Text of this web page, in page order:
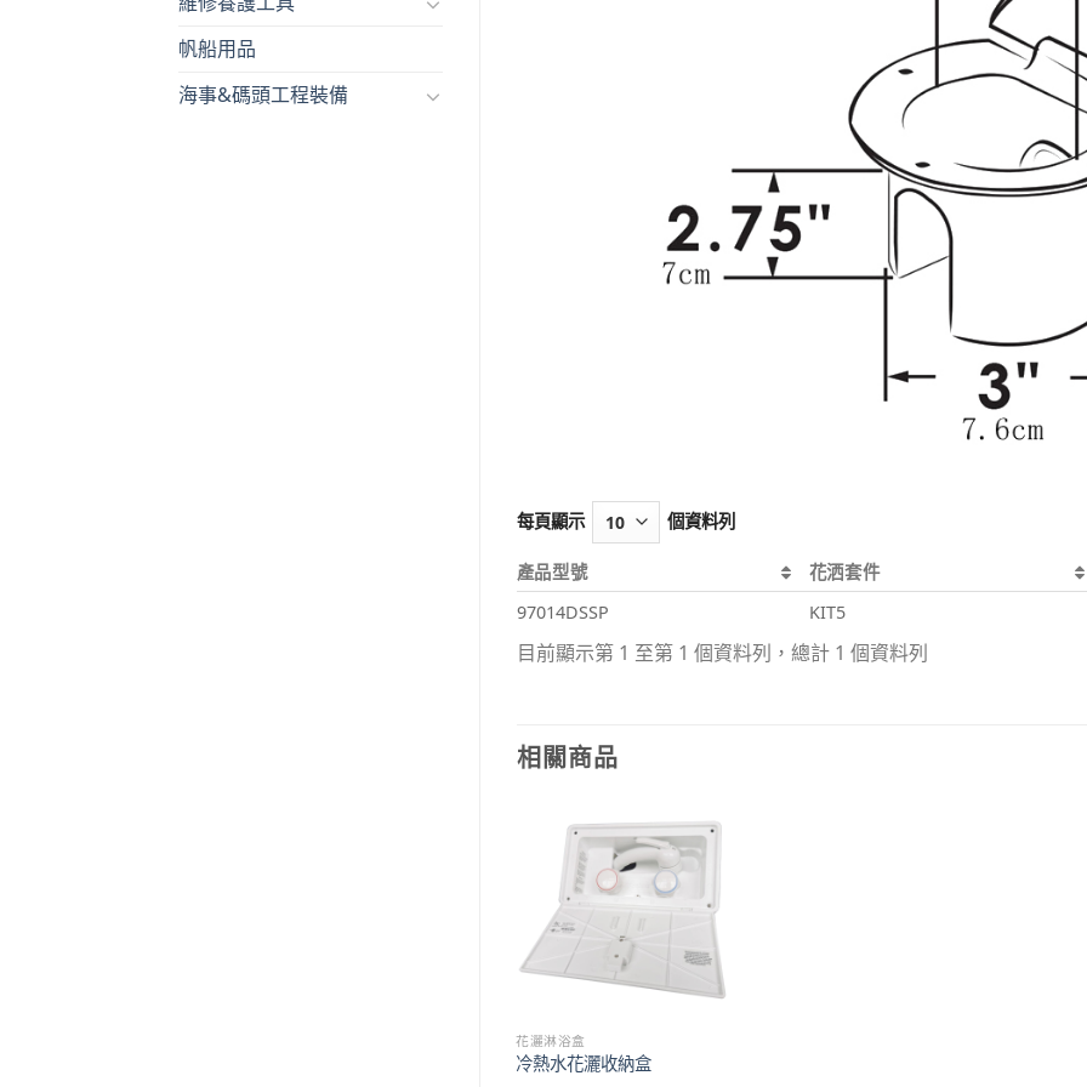
帆船用品
海事&碼頭工程裝備
每頁顯示 個資料列
產品型號
花洒套件
97014DSSP
KIT5
目前顯示第 1 至第 1 個資料列，總計 1 個資料列
相關商品
花灑淋浴盒
冷熱水花灑收納盒